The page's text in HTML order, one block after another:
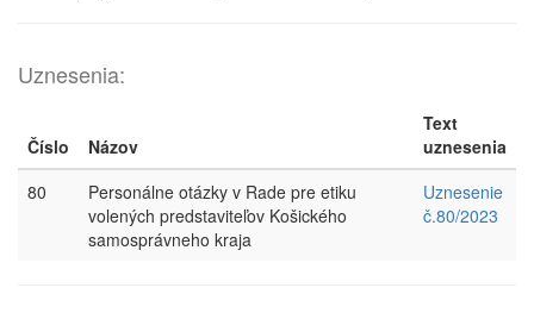
Uznesenia:
Číslo Názov
Text
uznesenia
80
Personálne otázky v Rade pre etiku
volených predstaviteľov Košického
samosprávneho kraja
Uznesenie
č.80/2023